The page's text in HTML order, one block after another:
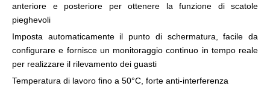
anteriore e posteriore per ottenere la funzione di scatole
pieghevoli
Imposta automaticamente il punto di schermatura, facile da
configurare e fornisce un monitoraggio continuo in tempo reale
per realizzare il rilevamento dei guasti
Temperatura di lavoro fino a 50°C, forte anti-interferenza